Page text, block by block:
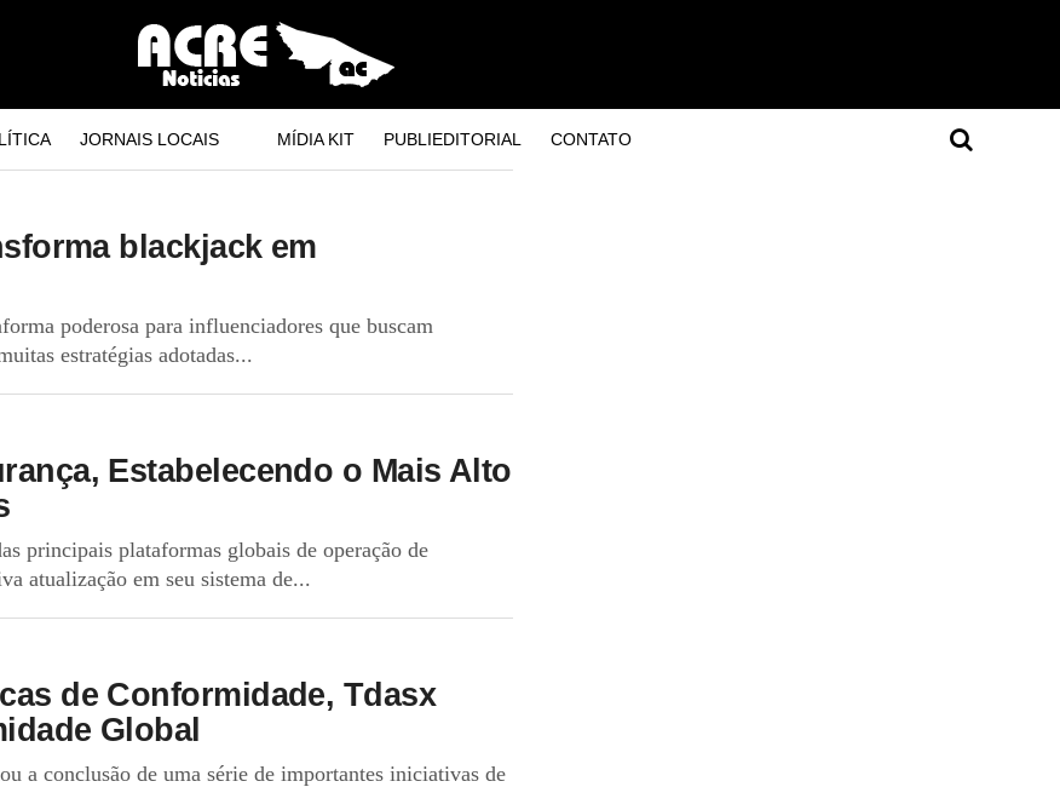
JORNAIS LOCAIS MÍDIA KIT PUBLIEDITORIAL CONTATO
blackjack em
poderosa para influenciadores que buscam
estratégias adotadas...
Estabelecendo o Mais Alto
principais plataformas globais de operação de
atualização em seu sistema de...
de Conformidade, Tdasx
Global
a conclusão de uma série de importantes iniciativas de